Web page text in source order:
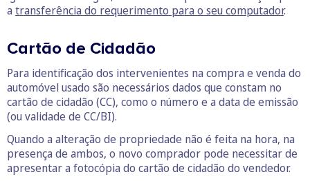
a transferência do requerimento para o seu computador.
Cartão de Cidadão
Para identificação dos intervenientes na compra e venda do
automóvel usado são necessários dados que constam no
cartão de cidadão (CC), como o número e a data de emissão
(ou validade de CC/BI).
Quando a alteração de propriedade não é feita na hora, na
presença de ambos, o novo comprador pode necessitar de
apresentar a fotocópia do cartão de cidadão do vendedor.